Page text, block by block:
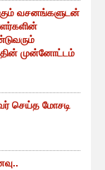
வசனங்களுடன்
முன்னோட்டம்
செய்த மோசடி